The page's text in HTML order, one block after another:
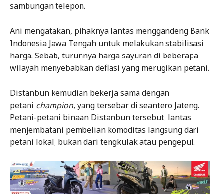
sambungan telepon.
Ani mengatakan, pihaknya lantas menggandeng Bank
Indonesia Jawa Tengah untuk melakukan stabilisasi
harga. Sebab, turunnya harga sayuran di beberapa
wilayah menyebabkan deflasi yang merugikan petani.
Distanbun kemudian bekerja sama dengan
petani champion, yang tersebar di seantero Jateng.
Petani-petani binaan Distanbun tersebut, lantas
menjembatani pembelian komoditas langsung dari
petani lokal, bukan dari tengkulak atau pengepul.